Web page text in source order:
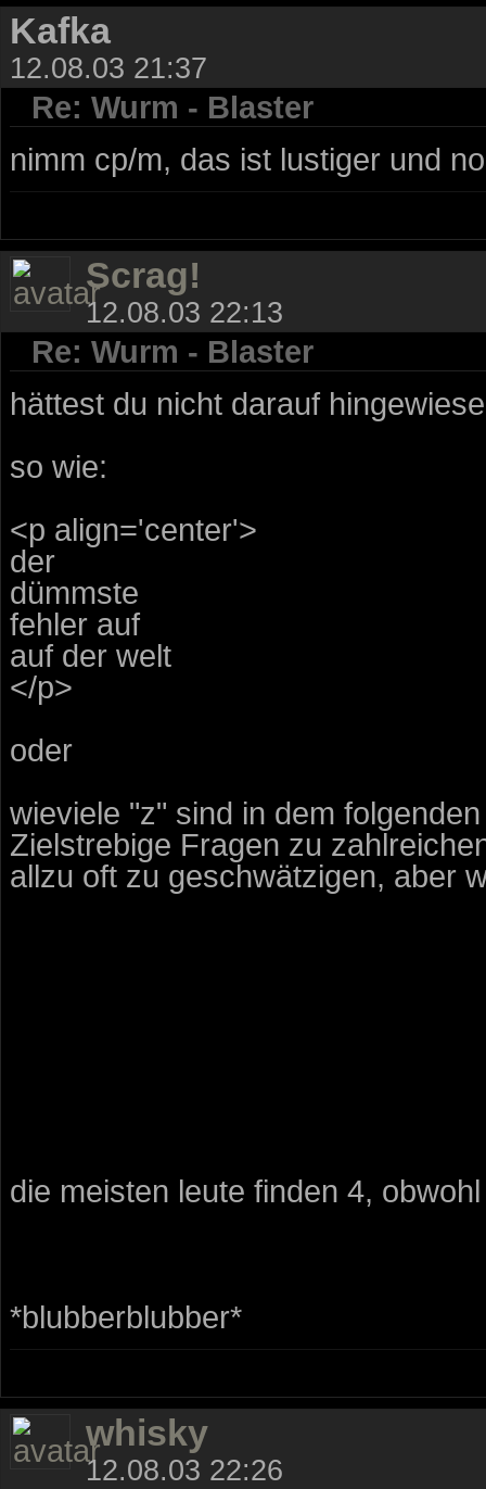
Kafka
12.08.03 21:37
Re: Wurm - Blaster
nimm cp/m, das ist lustiger und
Scrag!
12.08.03 22:13
Re: Wurm - Blaster
hättest du nicht darauf
so wie:
<p align='center'>
der
dümmste
fehler auf
auf der welt
</p>
oder
wieviele "z" sind in dem
Zielstrebige Fragen zu
allzu oft zu geschwätzigen, aber
die meisten leute finden 4,
*blubberblubber*
whisky
12.08.03 22:26